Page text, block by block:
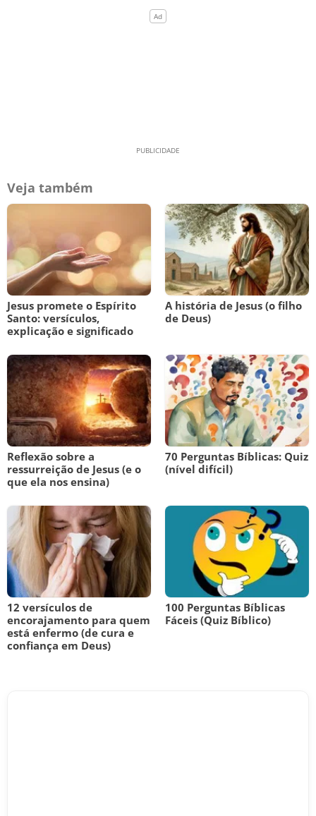
Veja também
Jesus promete o Espírito
Santo: versículos,
explicação e significado
A história de Jesus (o filho
de Deus)
Reflexão sobre a
ressurreição de Jesus (e o
que ela nos ensina)
70 Perguntas Bíblicas: Quiz
(nível difícil)
12 versículos de
encorajamento para quem
está enfermo (de cura e
confiança em Deus)
100 Perguntas Bíblicas
Fáceis (Quiz Bíblico)